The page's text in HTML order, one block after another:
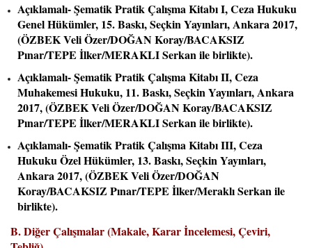
Açıklamalı- Şematik Pratik Çalışma Kitabı I, Ceza Hukuku
Genel Hükümler, 15. Baskı, Seçkin Yayınları, Ankara 2017,
(ÖZBEK Veli Özer/DOĞAN Koray/BACAKSIZ
Pınar/TEPE İlker/MERAKLI Serkan ile birlikte).
Açıklamalı- Şematik Pratik Çalışma Kitabı II, Ceza
Muhakemesi Hukuku, 11. Baskı, Seçkin Yayınları, Ankara
2017, (ÖZBEK Veli Özer/DOĞAN Koray/BACAKSIZ
Pınar/TEPE İlker/MERAKLI Serkan ile birlikte).
Açıklamalı- Şematik Pratik Çalışma Kitabı III, Ceza
Hukuku Özel Hükümler, 13. Baskı, Seçkin Yayınları,
Ankara 2017, (ÖZBEK Veli Özer/DOĞAN
Koray/BACAKSIZ Pınar/TEPE İlker/Meraklı Serkan ile
birlikte).
B. Diğer Çalışmalar (Makale, Karar İncelemesi, Çeviri,